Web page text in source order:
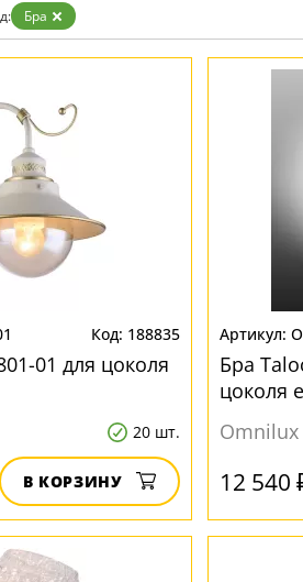
Золото
Прозрачные
Хром
Бра
188835
01 для цоколя
20 шт.
В КОРЗИНУ
Бра
цоколя
Omnilux
12 540